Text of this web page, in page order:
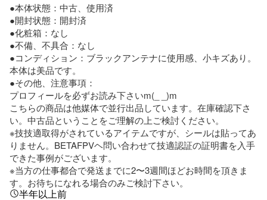
●本体状態：中古、使用済
●開封状態：開封済
●化粧箱：なし
●不備、不具合：なし
●コンディション：ブラックアンテナに使用感、小キズあり。
本体は美品です。
●その他、注意事項：
プロフィールを必ずお読み下さいm(_ _)m
こちらの商品は他媒体で並行出品しています。在庫確認下さ
い。中古品ということをご理解の上ご検討ください。
※技技適取得がされているアイテムですが、シールは貼ってあ
りません。BETAFPVヘ問い合わせて技適認証の証明書を入手
できた事例がございます。
※当方の仕事都合で発送までに2〜3週間ほどお時間を頂きま
す。お待ちになれる場合のみご検討下さい。
半年以上前